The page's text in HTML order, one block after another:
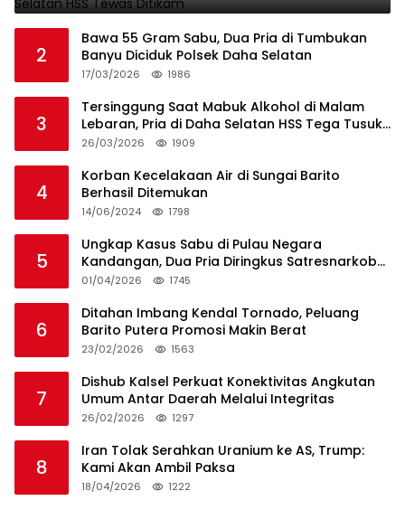
2
Bawa 55 Gram Sabu, Dua Pria di Tumbukan
Banyu Diciduk Polsek Daha Selatan
17/03/2026 1986
3
Tersinggung Saat Mabuk Alkohol di Malam
Lebaran, Pria di Daha Selatan HSS Tega Tusuk
Teman Sendiri
26/03/2026 1909
4
Korban Kecelakaan Air di Sungai Barito
Berhasil Ditemukan
14/06/2024 1798
5
Ungkap Kasus Sabu di Pulau Negara
Kandangan, Dua Pria Diringkus Satresnarkoba
HSS
01/04/2026 1745
6
Ditahan Imbang Kendal Tornado, Peluang
Barito Putera Promosi Makin Berat
23/02/2026 1563
7
Dishub Kalsel Perkuat Konektivitas Angkutan
Umum Antar Daerah Melalui Integritas
26/02/2026 1297
8
Iran Tolak Serahkan Uranium ke AS, Trump:
Kami Akan Ambil Paksa
18/04/2026 1222